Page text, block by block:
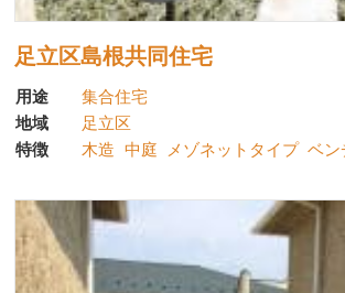
足立区島根共同住宅
用途
集合住宅
地域
足立区
特徴
木造 中庭 メゾネットタイプ ベン